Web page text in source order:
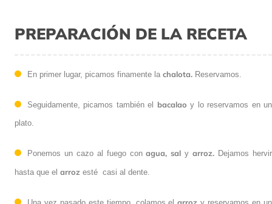
PREPARACIÓN DE LA RECETA
En primer lugar, picamos finamente la chalota. Reservamos.
Seguidamente, picamos también el bacalao y lo reservamos en un
plato.
Ponemos un cazo al fuego conagua, sal yarroz. Dejamos hervir
hasta que el arroz esté casi al dente.